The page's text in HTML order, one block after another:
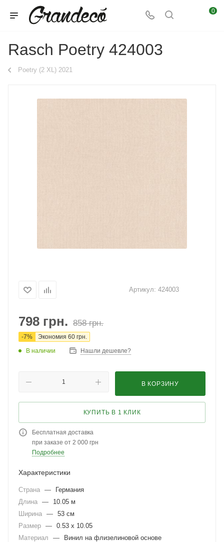
0
Rasch Poetry 424003
Poetry (2 XL) 2021
Артикул: 424003
798 грн. 858грн.
-7% Экономия 60 грн.
В наличии
Нашли дешевле?
В КОРЗИНУ
КУПИТЬ В 1 КЛИК
Бесплатная доставка
при заказе от 2 000 грн
Подробнее
Характеристики
Страна —
Германия
Длина —
10.05 м
Ширина — 53 см
Размер — 0.53 x 10.05
Материал
—
Винил на флизелиновой основе